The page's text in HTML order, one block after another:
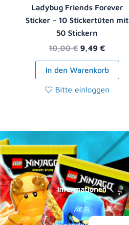
Ladybug Friends Forever
Sticker – 10 Stickertüten mit
50 Stickern
10,00€ 9,49 €
In den Warenkorb
Bitte einloggen
Informationen
AGB